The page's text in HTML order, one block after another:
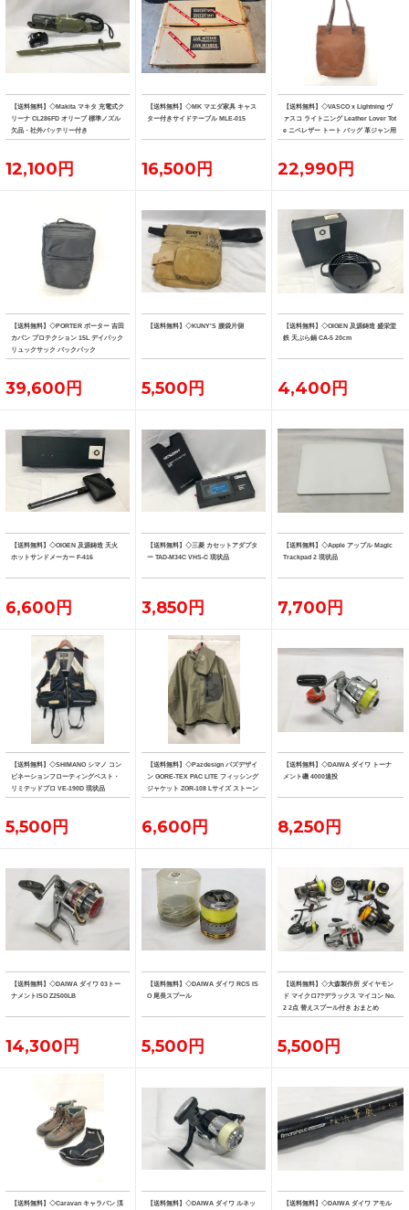
【送料無料】◇Makita マキタ 充電式ク
リーナ CL286FD オリーブ 標準ノズル
欠品・社外バッテリー付き
12,100円
【送料無料】◇MK マエダ家具 キャス
ター付きサイドテーブル MLE-015
16,500円
【送料無料】◇VASCO x Lightning ヴ
ァスコ ライトニング Leather Lover Tot
e ニベレザー トート バッグ 革ジャン用
トート
22,990円
【送料無料】◇PORTER ポーター 吉田
カバン プロテクション 15L デイパック
リュックサック バックパック
39,600円
【送料無料】◇KUNY'S 腰袋片側
5,500円
【送料無料】◇OIGEN 及源鋳造 盛栄堂
鉄 天ぷら鍋 CA-5 20cm
4,400円
【送料無料】◇OIGEN 及源鋳造 天火
ホットサンドメーカー F-416
6,600円
【送料無料】◇三菱 カセットアダプタ
ー TAD-M34C VHS-C 現状品
3,850円
【送料無料】◇Apple アップル Magic
Trackpad 2 現状品
7,700円
【送料無料】◇SHIMANO シマノ コン
ビネーションフローティングベスト・
リミテッドプロ VE-190D 現状品
5,500円
【送料無料】◇Pazdesign パズデザイ
ン GORE-TEX PAC LITE フィッシング
ジャケット ZGR-108 Lサイズ ストーン
系カラー
6,600円
【送料無料】◇DAIWA ダイワ トーナ
メント磯 4000遠投
8,250円
【送料無料】◇DAIWA ダイワ 03トー
ナメントISO Z2500LB
14,300円
【送料無料】◇DAIWA ダイワ RCS IS
O 尾長スプール
5,500円
【送料無料】◇大森製作所 ダイヤモン
ド マイクロ7?デラックス マイコン No.
2 2点 替えスプール付き おまとめ
5,500円
【送料無料】◇Caravan キャラバン 渓
【送料無料】◇DAIWA ダイワ ルネッ
【送料無料】◇DAIWA ダイワ アモル